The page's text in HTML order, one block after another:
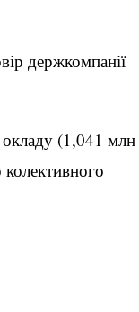
держкомпанії
окладу (1,041 млн